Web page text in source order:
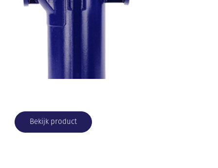
Bekijk product